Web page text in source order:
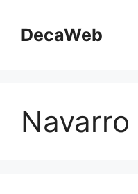
contenido
DecaWeb